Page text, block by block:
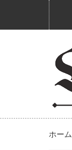
ホーム